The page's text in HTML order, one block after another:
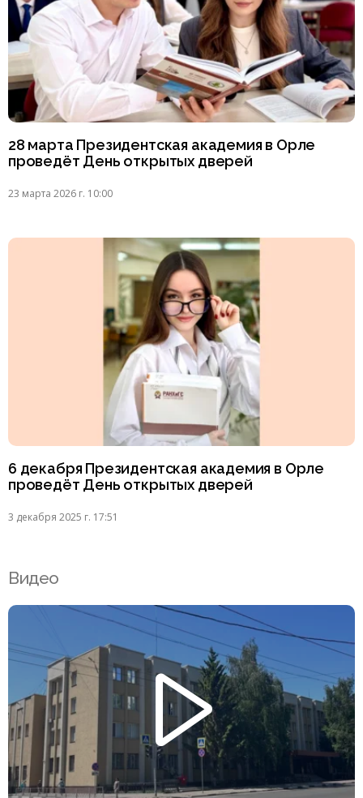
28 марта Президентская академия в Орле
проведёт День открытых дверей
23 марта 2026 г. 10:00
6 декабря Президентская академия в Орле
проведёт День открытых дверей
3 декабря 2025 г. 17:51
Видео